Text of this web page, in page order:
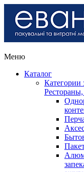
Меню
Каталог
Категории